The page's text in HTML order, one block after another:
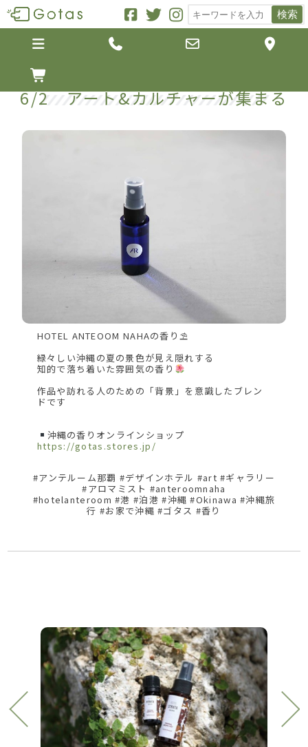
検索
   

6/2 アート&カルチャーが集まる
HOTEL ANTEOOM NAHAの香り⛱
緑々しい沖縄の夏の景色が見え隠れする
知的で落ち着いた雰囲気の香り
作品や訪れる人のための「背景」を意識したブレン
ドです
沖縄の香りオンラインショップ
https://gotas.stores.jp/
#アンテルーム那覇 #デザインホテル #art #ギャラリー
#アロマミスト #anteroomnaha
#hotelanteroom #港 #泊港 #沖縄 #Okinawa #沖縄旅
行 #お家で沖縄 #ゴタス #香り